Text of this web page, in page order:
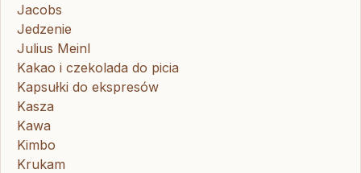
Jacobs
Jedzenie
Julius Meinl
Kakao i czekolada do picia
Kapsułki do ekspresów
Kasza
Kawa
Kimbo
Krukam